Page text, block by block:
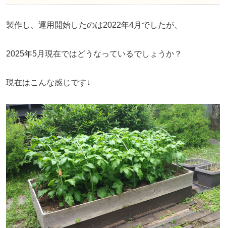
製作し、運用開始したのは2022年4月でしたが、
2025年5月現在ではどうなっているでしょうか？
現在はこんな感じです↓